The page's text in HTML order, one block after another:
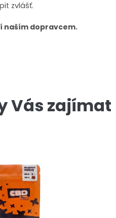
zvlášť.
naším dopravcem.
Vás zajímat